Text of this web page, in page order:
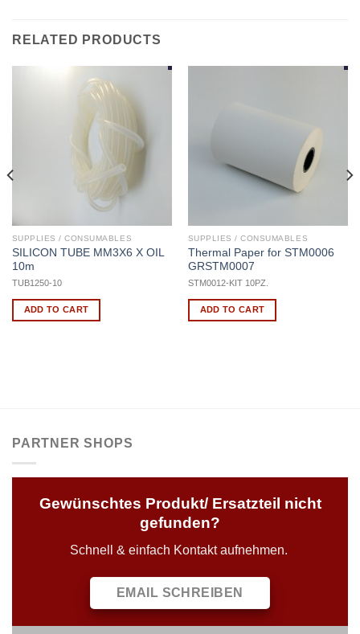
RELATED PRODUCTS
SUPPLIES / CONSUMABLES
SILICON TUBE MM3X6 X OIL
10m
TUB1250-10
ADD TO CART
SUPPLIES / CONSUMABLES
Thermal Paper for STM0006
GRSTM0007
STM0012-KIT 10PZ.
ADD TO CART
PARTNER SHOPS
Gewünschtes Produkt/ Ersatzteil nicht
gefunden?
Schnell & einfach Kontakt aufnehmen.
EMAIL SCHREIBEN